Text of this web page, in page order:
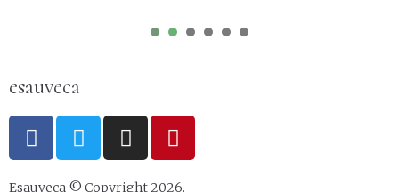
esauveca
Esauveca © Copyright2026.